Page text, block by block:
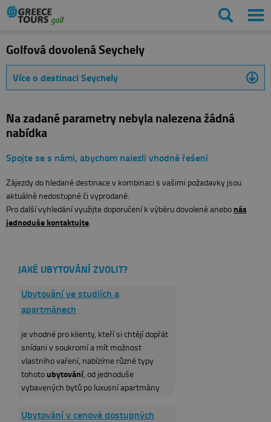
Golfová dovolená Seychely
Více o destinaci Seychely
Na zadané parametry nebyla nalezena žádná
nabídka
Spojte se s námi, abychom nalezli vhodné řešení
Zájezdy do hledané destinace v kombinaci s vašimi požadavky jsou
aktuálně nedostupné či vyprodané.
Pro další vyhledání využijte doporučení k výběru dovolené anebo nás
jednoduše kontaktujte
JAKÉ UBYTOVÁNÍ ZVOLIT?
Ubytování ve studiích a
apartmánech
je vhodné pro klienty, kteří si chtějí dopřát
snídani v soukromí a mít možnost
vlastního vaření, nabízíme různé typy
tohotoubytování, od jednoduše
vybavených bytů po luxusní apartmány
Ubytování v cenově dostupných